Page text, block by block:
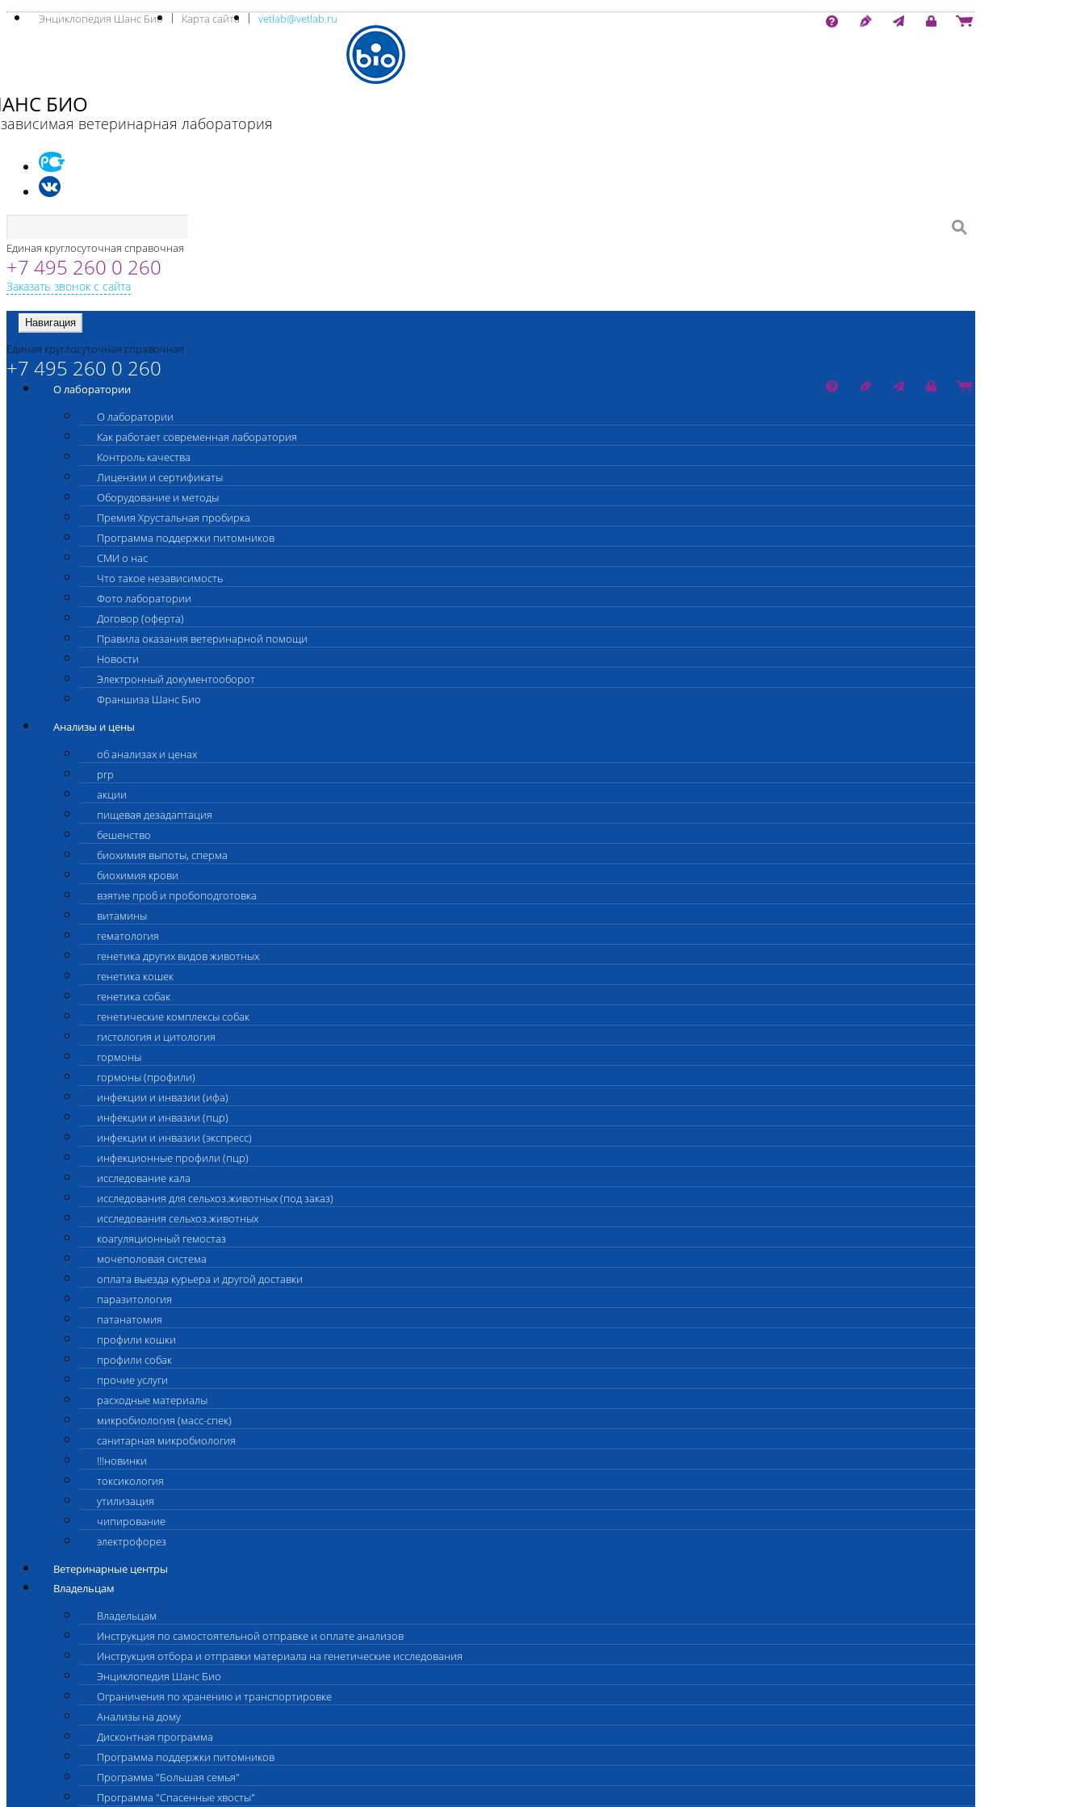
Энциклопедия Шанс Био Карта сайта vetlab@vetlab.ru
БИО
ветеринарная лаборатория
Единая круглосуточная справочная
+7 495 260 0 260
Заказать звонок с сайта
Навигация
Единая круглосуточная справочная
+7 495 260 0 260
О лаборатории
О лаборатории
Как работает современная лаборатория
Контроль качества
Лицензии и сертификаты
Оборудование и методы
Премия Хрустальная пробирка
Программа поддержки питомников
СМИ о нас
Что такое независимость
Фото лаборатории
Договор (оферта)
Правила оказания ветеринарной помощи
Новости
Электронный документооборот
Франшиза Шанс Био
Анализы и цены
об анализах и ценах
prp
акции
пищевая дезадаптация
бешенство
биохимия выпоты, сперма
биохимия крови
взятие проб и пробоподготовка
витамины
гематология
генетика других видов животных
генетика кошек
генетика собак
генетические комплексы собак
гистология и цитология
гормоны
гормоны (профили)
инфекции и инвазии (ифа)
инфекции и инвазии (пцр)
инфекции и инвазии (экспресс)
инфекционные профили (пцр)
исследование кала
исследования для сельхоз.животных (под заказ)
исследования сельхоз.животных
коагуляционный гемостаз
мочеполовая система
оплата выезда курьера и другой доставки
паразитология
патанатомия
профили кошки
профили собак
прочие услуги
расходные материалы
микробиология (масс-спек)
санитарная микробиология
!!!новинки
токсикология
утилизация
чипирование
электрофорез
Ветеринарные центры
Владельцам
Владельцам
Инструкция по самостоятельной отправке и оплате анализов
Инструкция отбора и отправки материала на генетические исследования
Энциклопедия Шанс Био
Ограничения по хранению и транспортировке
Анализы на дому
Дисконтная программа
Программа поддержки питомников
Программа "Большая семья"
Программа "Спасенные хвосты"